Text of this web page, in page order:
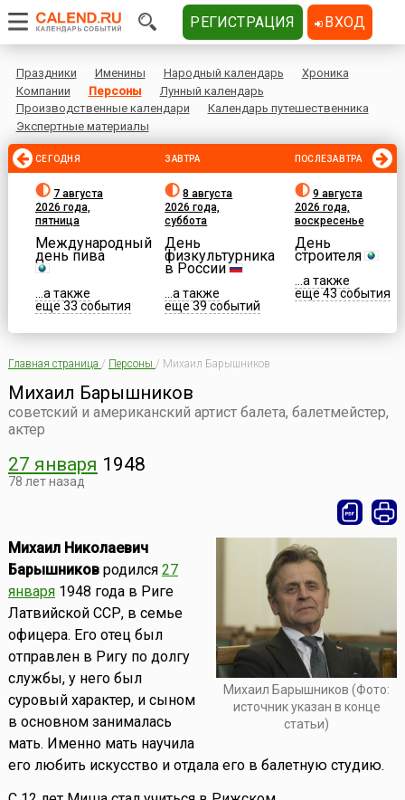
Праздники Именины Народный календарь
Хроника
Компании
Персоны
Лунный календарь
Производственные календари
Календарь путешественника
Экспертные материалы
СЕГОДНЯ
7 августа
2026 года,
пятница
Международный
день пива
...а также
еще 33 события
ЗАВТРА
8 августа
2026 года,
суббота
День
физкультурника
в России
...а также
еще 39 событий
ПОСЛЕЗАВТРА
9 августа
2026 года,
воскресенье
День
строителя
...а также
еще 43 события
Главная страница / Персоны / Михаил Барышников
Михаил Барышников
советский и американский артист балета, балетмейстер,
актер
27 января 1948
78 лет назад
Михаил Барышников (Фото:
источник указан в конце
статьи)
Михаил Николаевич
Барышниковродился 27
января1948 года в Риге
Латвийской ССР, в семье
офицера. Его отец был
отправлен в Ригу по долгу
службы, у него был
суровый характер, и сыном
в основном занималась
мать. Именно мать научила
его любить искусство и отдала его в балетную студию.
РЕГИСТРАЦИЯ ВХОД